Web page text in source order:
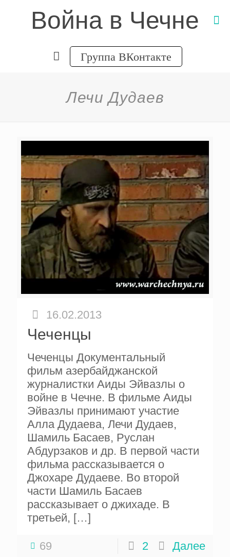
Война в Чечне
Группа ВКонтакте
Лечи Дудаев
16.02.2013
Чеченцы
Чеченцы Документальный
фильм азербайджанской
журналистки Аиды Эйвазлы о
войне в Чечне. В фильме Аиды
Эйвазлы принимают участие
Алла Дудаева, Лечи Дудаев,
Шамиль Басаев, Руслан
Абдурзаков и др. В первой части
фильма рассказывается о
Джохаре Дудаеве. Во второй
части Шамиль Басаев
рассказывает о джихаде. В
третьей, […]
69 2 Далее